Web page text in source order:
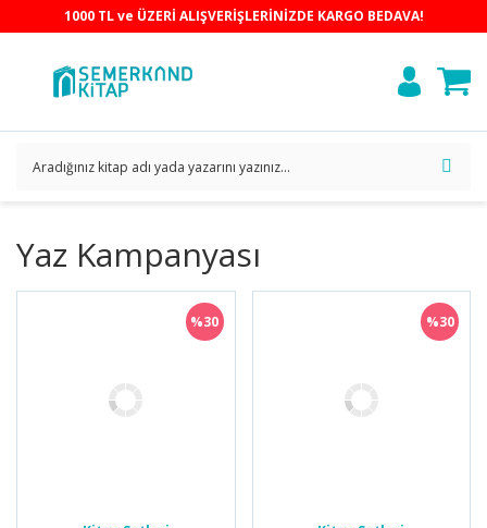
1000 TL ve ÜZERİ ALIŞVERİŞLERİNİZDE KARGO BEDAVA!
Yaz Kampanyası
%30 %30